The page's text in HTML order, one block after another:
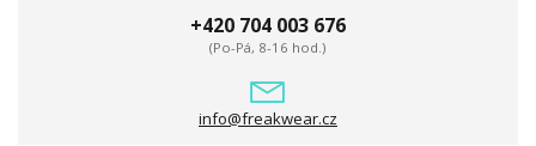
+420 704 003 676
(Po-Pá, 8-16 hod.)
info@freakwear.cz